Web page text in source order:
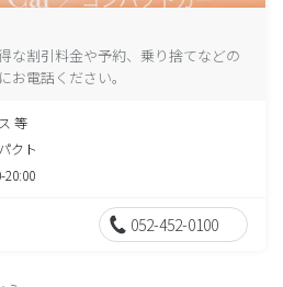
な割引料金や予約、乗り捨てなどの
お電話ください。
等
クト
20:00
052-452-0100